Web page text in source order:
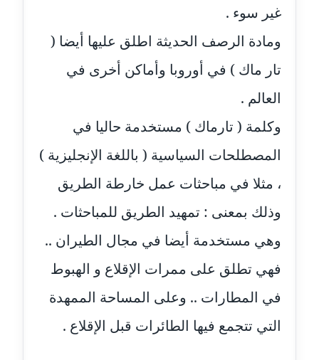
موقوف
مدونة أميرة اسماعيل
مدونة أميرة رفعت
عاملة
مدونة أميرة محمود
مدونة انجي مطاوع
مدونة آيات القاضي
عاملة
غير سوء .
ومادة الرصف الحديثة اطلق عليها أيضا (
تار ماك ) في أوروبا وأماكن أخرى في
العالم .
وكلمة ( تارماك ) مستخدمة حاليا في
المصطلحات السياسية ( باللغة الإنجليزية )
، مثلا في مباحثات عمل خارطة الطريق
وذلك بمعنى : تمهيد الطريق للمباحثات .
وهي مستخدمة أيضا في مجال الطيران ..
فهي تطلق على ممرات الإقلاع و الهبوط
في المطارات .. وعلى المساحة الممهدة
التي تتجمع فيها الطائرات قبل الإقلاع .